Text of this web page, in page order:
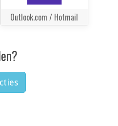
Outlook.com / Hotmail